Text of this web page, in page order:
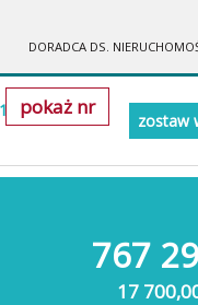
DORADCA DS.
pokaż nr
706-552
zostaw
767
17